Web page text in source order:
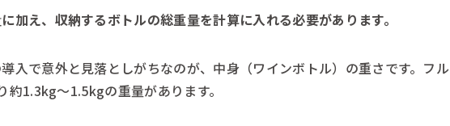
加え、収納するボトルの総重量を計算に入れる必要があります。
入で意外と見落としがちなのが、中身（ワインボトル）の重さです。フル
約1.3kg〜1.5kgの重量があります。